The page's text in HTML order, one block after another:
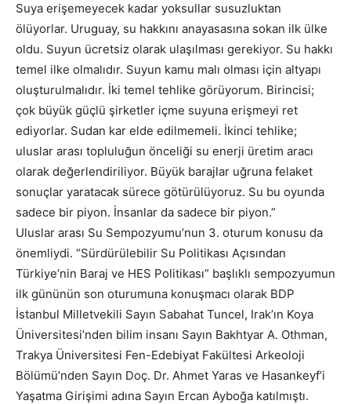
Suya erişemeyecek kadar yoksullar susuzluktan
ölüyorlar. Uruguay, su hakkını anayasasına sokan ilk ülke
oldu. Suyun ücretsiz olarak ulaşılması gerekiyor. Su hakkı
temel ilke olmalıdır. Suyun kamu malı olması için altyapı
oluşturulmalıdır. İki temel tehlike görüyorum. Birincisi;
çok büyük güçlü şirketler içme suyuna erişmeyi ret
ediyorlar. Sudan kar elde edilmemeli. İkinci tehlike;
uluslar arası topluluğun önceliği su enerji üretim aracı
olarak değerlendiriliyor. Büyük barajlar uğruna felaket
sonuçlar yaratacak sürece götürülüyoruz. Su bu oyunda
sadece bir piyon. İnsanlar da sadece bir piyon.”
Uluslar arası Su Sempozyumu’nun 3. oturum konusu da
önemliydi. “Sürdürülebilir Su Politikası Açısından
Türkiye’nin Baraj ve HES Politikası” başlıklı sempozyumun
ilk gününün son oturumuna konuşmacı olarak BDP
İstanbul Milletvekili Sayın Sabahat Tuncel, Irak’ın Koya
Üniversitesi’nden bilim insanı Sayın Bakhtyar A. Othman,
Trakya Üniversitesi Fen-Edebiyat Fakültesi Arkeoloji
Bölümü’nden Sayın Doç. Dr. Ahmet Yaras ve Hasankeyf’i
Yaşatma Girişimi adına Sayın Ercan Ayboğa katılmıştı.